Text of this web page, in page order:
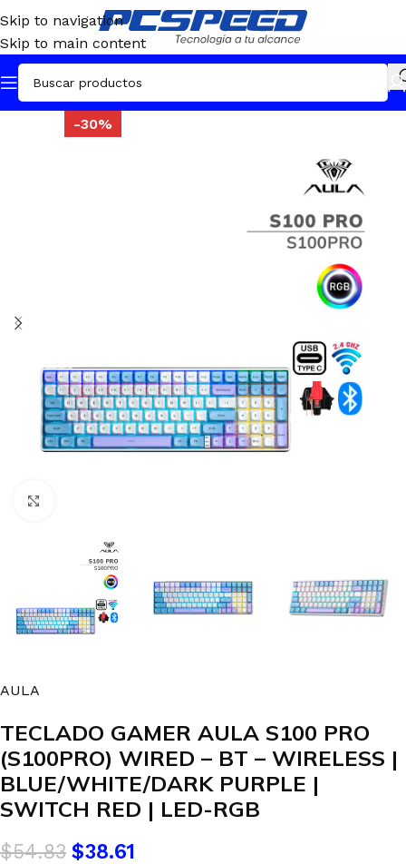
Skip to navigation
Skip to main content
-30%
AULA
TECLADO GAMER AULA S100 PRO
(S100PRO) WIRED – BT – WIRELESS |
BLUE/WHITE/DARK PURPLE |
SWITCH RED | LED-RGB
$54.83 $38.61